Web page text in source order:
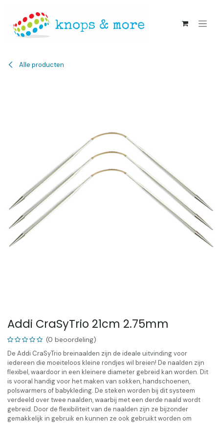
Alle producten
Addi CraSyTrio 21cm 2.75mm
(0 beoordeling)
De Addi CraSyTrio breinaalden zijn de ideale uitvinding voor
iedereen die moeiteloos kleine rondjes wil breien! De naalden zijn
flexibel, waardoor in een kleinere diameter gebreid kan worden. Dit
is vooral handig voor het maken van sokken, handschoenen,
polswarmers of babykleding. De steken worden bij dit systeem
verdeeld over twee naalden, waarbij met een derde naald wordt
gebreid. Door de flexibiliteit van de naalden zijn ze bijzonder
gemakkelijk in gebruik en kunnen ze ook gebruikt worden om